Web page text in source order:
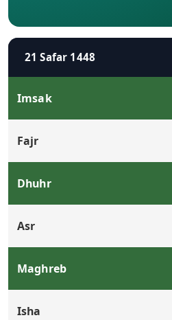
21 Safar 1448
Imsak
Fajr
Dhuhr
Asr
Maghreb
Isha